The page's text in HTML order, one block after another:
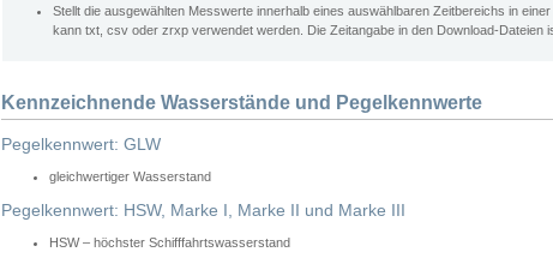
Stellt die ausgewählten Messwerte innerhalb eines auswählbaren Zeitbereichs in
kann txt, csv oder zrxp verwendet werden. Die Zeitangabe in den Download-Dateien
Kennzeichnende Wasserstände und Pegelkennwerte
Pegelkennwert: GLW
gleichwertiger Wasserstand
Pegelkennwert: HSW, Marke I, Marke II und Marke III
HSW – höchster Schifffahrtswasserstand